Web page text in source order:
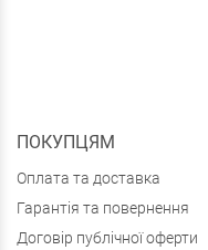
ПОКУПЦЯМ
Оплата та доставка
Гарантія та повернення
Договір публічної оферти